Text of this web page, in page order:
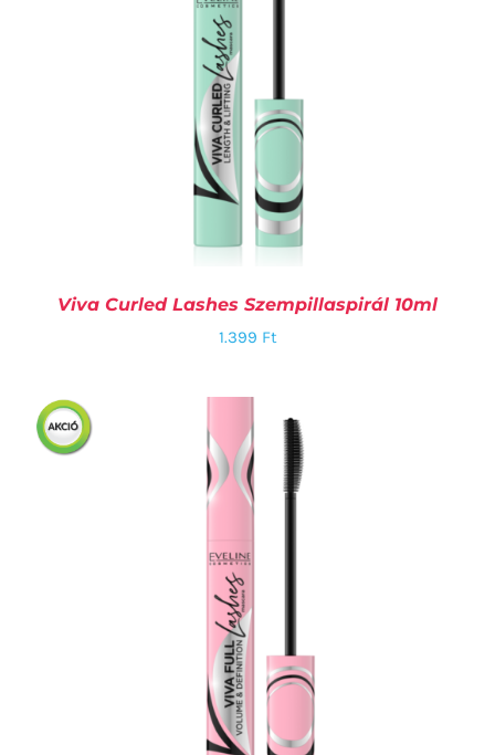
KOSÁRBA TESZEM RÉSZLETEK
Viva Curled Lashes Szempillaspirál 10ml
1.399 Ft